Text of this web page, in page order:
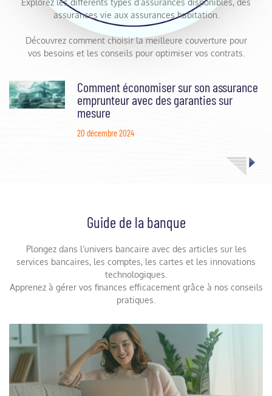
Explorez les différents types d’assurances disponibles, des
assurances vie aux assurances habitation.
Découvrez comment choisir la meilleure couverture pour
vos besoins et les conseils pour optimiser vos contrats.
Comment économiser sur son assurance
emprunteur avec des garanties sur
mesure
20 décembre 2024
Guide de la banque
Plongez dans l’univers bancaire avec des articles sur les
services bancaires, les comptes, les cartes et les innovations
technologiques.
Apprenez à gérer vos finances efficacement grâce à nos conseils
pratiques.